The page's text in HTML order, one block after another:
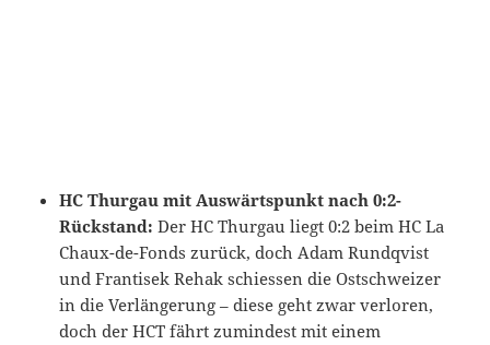
HC Thurgau mit Auswärtspunkt nach 0:2-
Rückstand: Der HC Thurgau liegt 0:2 beim HC La
Chaux-de-Fonds zurück, doch Adam Rundqvist
und Frantisek Rehak schiessen die Ostschweizer
in die Verlängerung – diese geht zwar verloren,
doch der HCT fährt zumindest mit einem